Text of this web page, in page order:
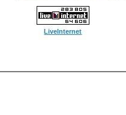
LiveInternet